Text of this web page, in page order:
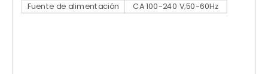
Fuente de alimentación CA 100-240 V;50-60Hz